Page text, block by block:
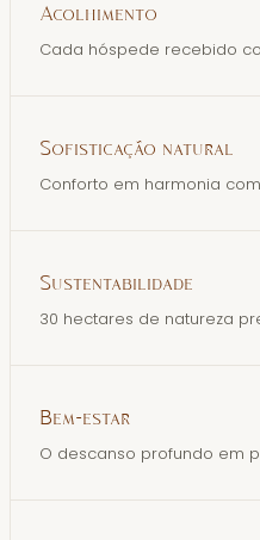
Acolhimento
Cada hóspede recebido
Sofisticação natural
Conforto em harmonia
Sustentabilidade
30 hectares de natureza
Bem-estar
O descanso profundo em